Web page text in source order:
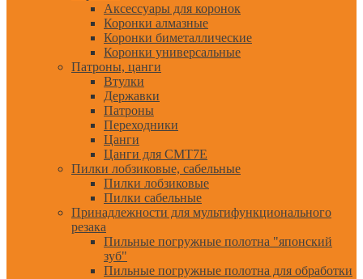
Аксессуары для коронок
Коронки алмазные
Коронки биметаллические
Коронки универсальные
Патроны, цанги
Втулки
Державки
Патроны
Переходники
Цанги
Цанги для CMT7E
Пилки лобзиковые, сабельные
Пилки лобзиковые
Пилки сабельные
Принадлежности для мультифункционального
резака
Пильные погружные полотна "японский
зуб"
Пильные погружные полотна для обработки